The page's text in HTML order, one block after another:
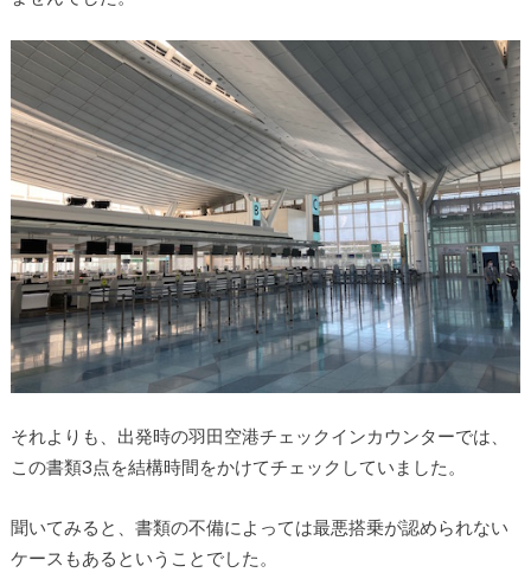
それよりも、出発時の羽田空港チェックインカウンターでは、
この書類3点を結構時間をかけてチェックしていました。
聞いてみると、書類の不備によっては最悪搭乗が認められない
ケースもあるということでした。